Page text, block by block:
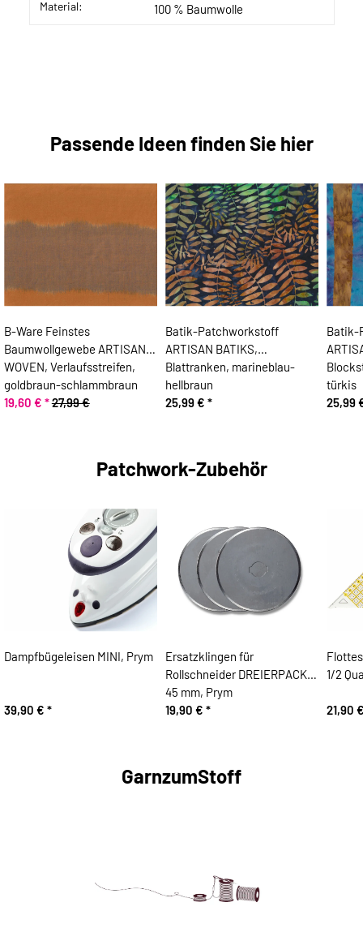
Material: 100 % Baumwolle
Passende Ideen finden Sie hier
B-Ware Feinstes
Baumwollgewebe ARTISAN
WOVEN, Verlaufsstreifen,
goldbraun-schlammbraun
19,60 € *27,99 €
Batik-Patchworkstoff
ARTISAN BATIKS,
Blattranken, marineblau-
hellbraun
25,99 € *
Batik-
türkis
25,99
Patchwork-Zubehör
Dampfbügeleisen MINI, Prym
39,90 € *
Ersatzklingen für
Rollschneider DREIERPACK,
45 mm, Prym
19,90 € *
1/2
21,90
GarnzumStoff